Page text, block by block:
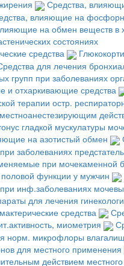
Средства,
влияющие на
на обмен веществ в
состояниях
средства
для лечения
групп при заболеваниях
и отхаркивающие средства
терапии остр.
гладкой мускулатуры
на азотистый обмен
заболеваниях
при мочекаменной
функции у мужчин
инф.заболеваниях
для лечения
средства
миометрия
норм. микрофлоры
для местного применения
действием